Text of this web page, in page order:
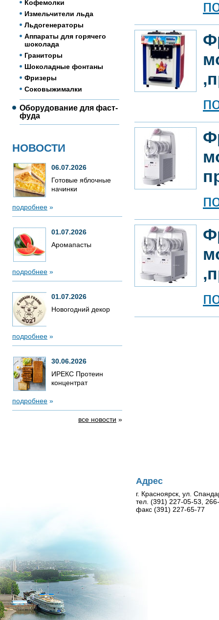
Кофемолки
Измельчители льда
Льдогенераторы
Аппараты для горячего
шоколада
Граниторы
Шоколадные фонтаны
Фризеры
Соковыжималки
Оборудование для фаст-
фуда
НОВОСТИ
06.07.2026
Готовые яблочные
начинки
подробнее »
01.07.2026
Аромапасты
подробнее »
01.07.2026
Новогодний декор
подробнее »
30.06.2026
ИРЕКС Протеин
концентрат
подробнее »
все новости »
Адрес
г. Красноярск, ул.
тел. (391) 227-05-53,
факс (391) 227-65-77